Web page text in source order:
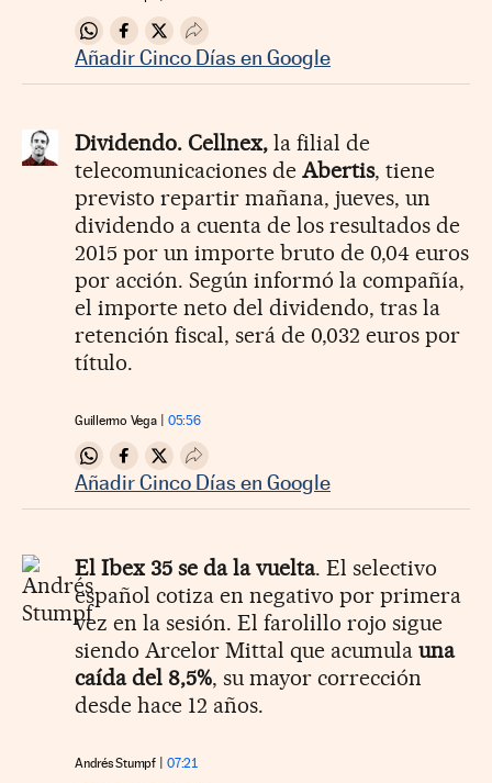
Compartir en Whatsapp
Compartir en Facebook
Compartir en Twitter
Desplegar Redes Sociales
Añadir Cinco Días en Google
Dividendo. Cellnex, la filial de
telecomunicaciones de Abertis, tiene
previsto repartir mañana, jueves, un
dividendo a cuenta de los resultados de
2015 por un importe bruto de 0,04 euros
por acción. Según informó la compañía,
el importe neto del dividendo, tras la
retención fiscal, será de 0,032 euros por
título.
Guillermo Vega 05:56
Compartir en Whatsapp
Compartir en Facebook
Compartir en Twitter
Desplegar Redes Sociales
Añadir Cinco Días en Google
El Ibex 35 se da la vuelta. El selectivo
español cotiza en negativo por primera
vez en la sesión. El farolillo rojo sigue
siendo Arcelor Mittal que acumula una
caída del 8,5%, su mayor corrección
desde hace 12 años.
Andrés Stumpf 07:21